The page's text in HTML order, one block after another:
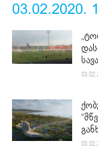
03.02.2020.